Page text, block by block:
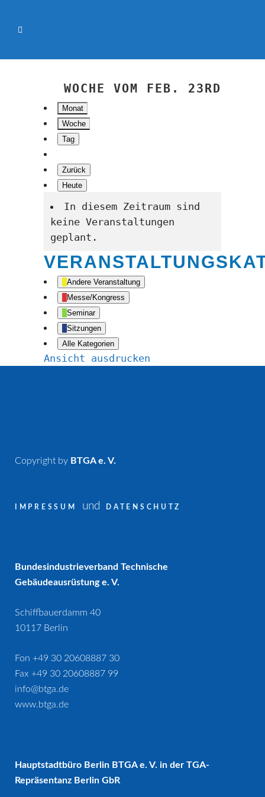
WOCHE VOM FEB. 23RD
Monat
Woche
Tag
Zurück
Heute
In diesem Zeitraum sind
keine Veranstaltungen
geplant.
Andere Veranstaltung
Messe/Kongress
Seminar
Sitzungen
Alle Kategorien
Ansicht ausdrucken
Copyright by BTGA e. V.
IMPRESSUM und DATENSCHUTZ
Bundesindustrieverband Technische
Gebäudeausrüstung e. V.
Schiffbauerdamm 40
10117 Berlin
Fon +49 30 20608887 30
Fax +49 30 20608887 99
info@btga.de
www.btga.de
Hauptstadtbüro Berlin BTGA e. V. in der TGA-
Repräsentanz Berlin GbR